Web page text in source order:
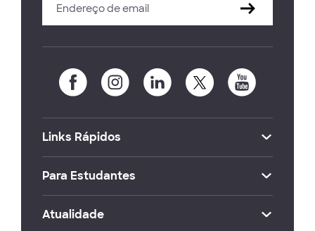
Links Rápidos
Para Estudantes
Atualidade